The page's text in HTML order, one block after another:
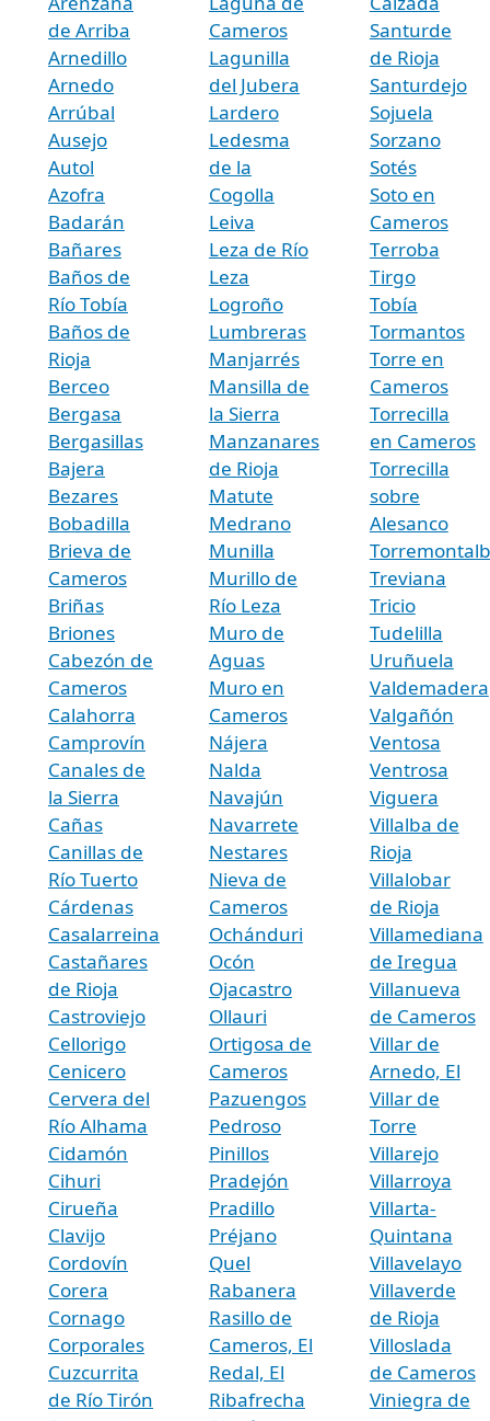
de Arriba
Arnedillo
Arnedo
Arrúbal
Ausejo
Autol
Azofra
Badarán
Bañares
Baños de
Río Tobía
Baños de
Rioja
Berceo
Bergasa
Bergasillas
Bajera
Bezares
Bobadilla
Brieva de
Cameros
Briñas
Briones
Cabezón de
Cameros
Calahorra
Camprovín
Canales de
la Sierra
Cañas
Canillas de
Río Tuerto
Cárdenas
Casalarreina
Castañares
de Rioja
Castroviejo
Cellorigo
Cenicero
Cervera del
Río Alhama
Cidamón
Cihuri
Cirueña
Clavijo
Cordovín
Corera
Cornago
Corporales
Cuzcurrita
de Río Tirón
Cameros
Lagunilla
del Jubera
Lardero
Ledesma
de la
Cogolla
Leiva
Leza de Río
Leza
Logroño
Lumbreras
Manjarrés
Mansilla de
la Sierra
Manzanares
de Rioja
Matute
Medrano
Munilla
Murillo de
Río Leza
Muro de
Aguas
Muro en
Cameros
Nájera
Nalda
Navajún
Navarrete
Nestares
Nieva de
Cameros
Ochánduri
Ocón
Ojacastro
Ollauri
Ortigosa de
Cameros
Pazuengos
Pedroso
Pinillos
Pradejón
Pradillo
Préjano
Quel
Rabanera
Rasillo de
Cameros, El
Redal, El
Ribafrecha
Santurde
de Rioja
Santurdejo
Sojuela
Sorzano
Sotés
Soto en
Cameros
Terroba
Tirgo
Tobía
Tormantos
Torre en
Cameros
Torrecilla
en Cameros
Torrecilla
sobre
Alesanco
Treviana
Tricio
Tudelilla
Uruñuela
Valdemadera
Valgañón
Ventosa
Ventrosa
Viguera
Villalba de
Rioja
Villalobar
de Rioja
Villamediana
de Iregua
Villanueva
de Cameros
Villar de
Arnedo, El
Villar de
Torre
Villarejo
Villarroya
Villarta-
Quintana
Villavelayo
Villaverde
de Rioja
Villoslada
de Cameros
Viniegra de